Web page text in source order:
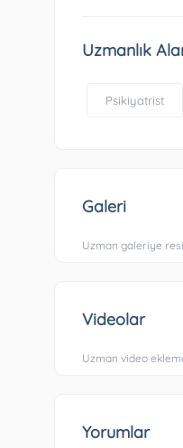
Uzmanlık
Psikiyatrist
Galeri
Uzman galeriye
Videolar
Uzman video
Yorumlar